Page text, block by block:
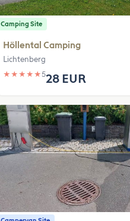
Camping Site
Höllental Camping
Lichtenberg
★ ★ ★ ★ ★528 EUR